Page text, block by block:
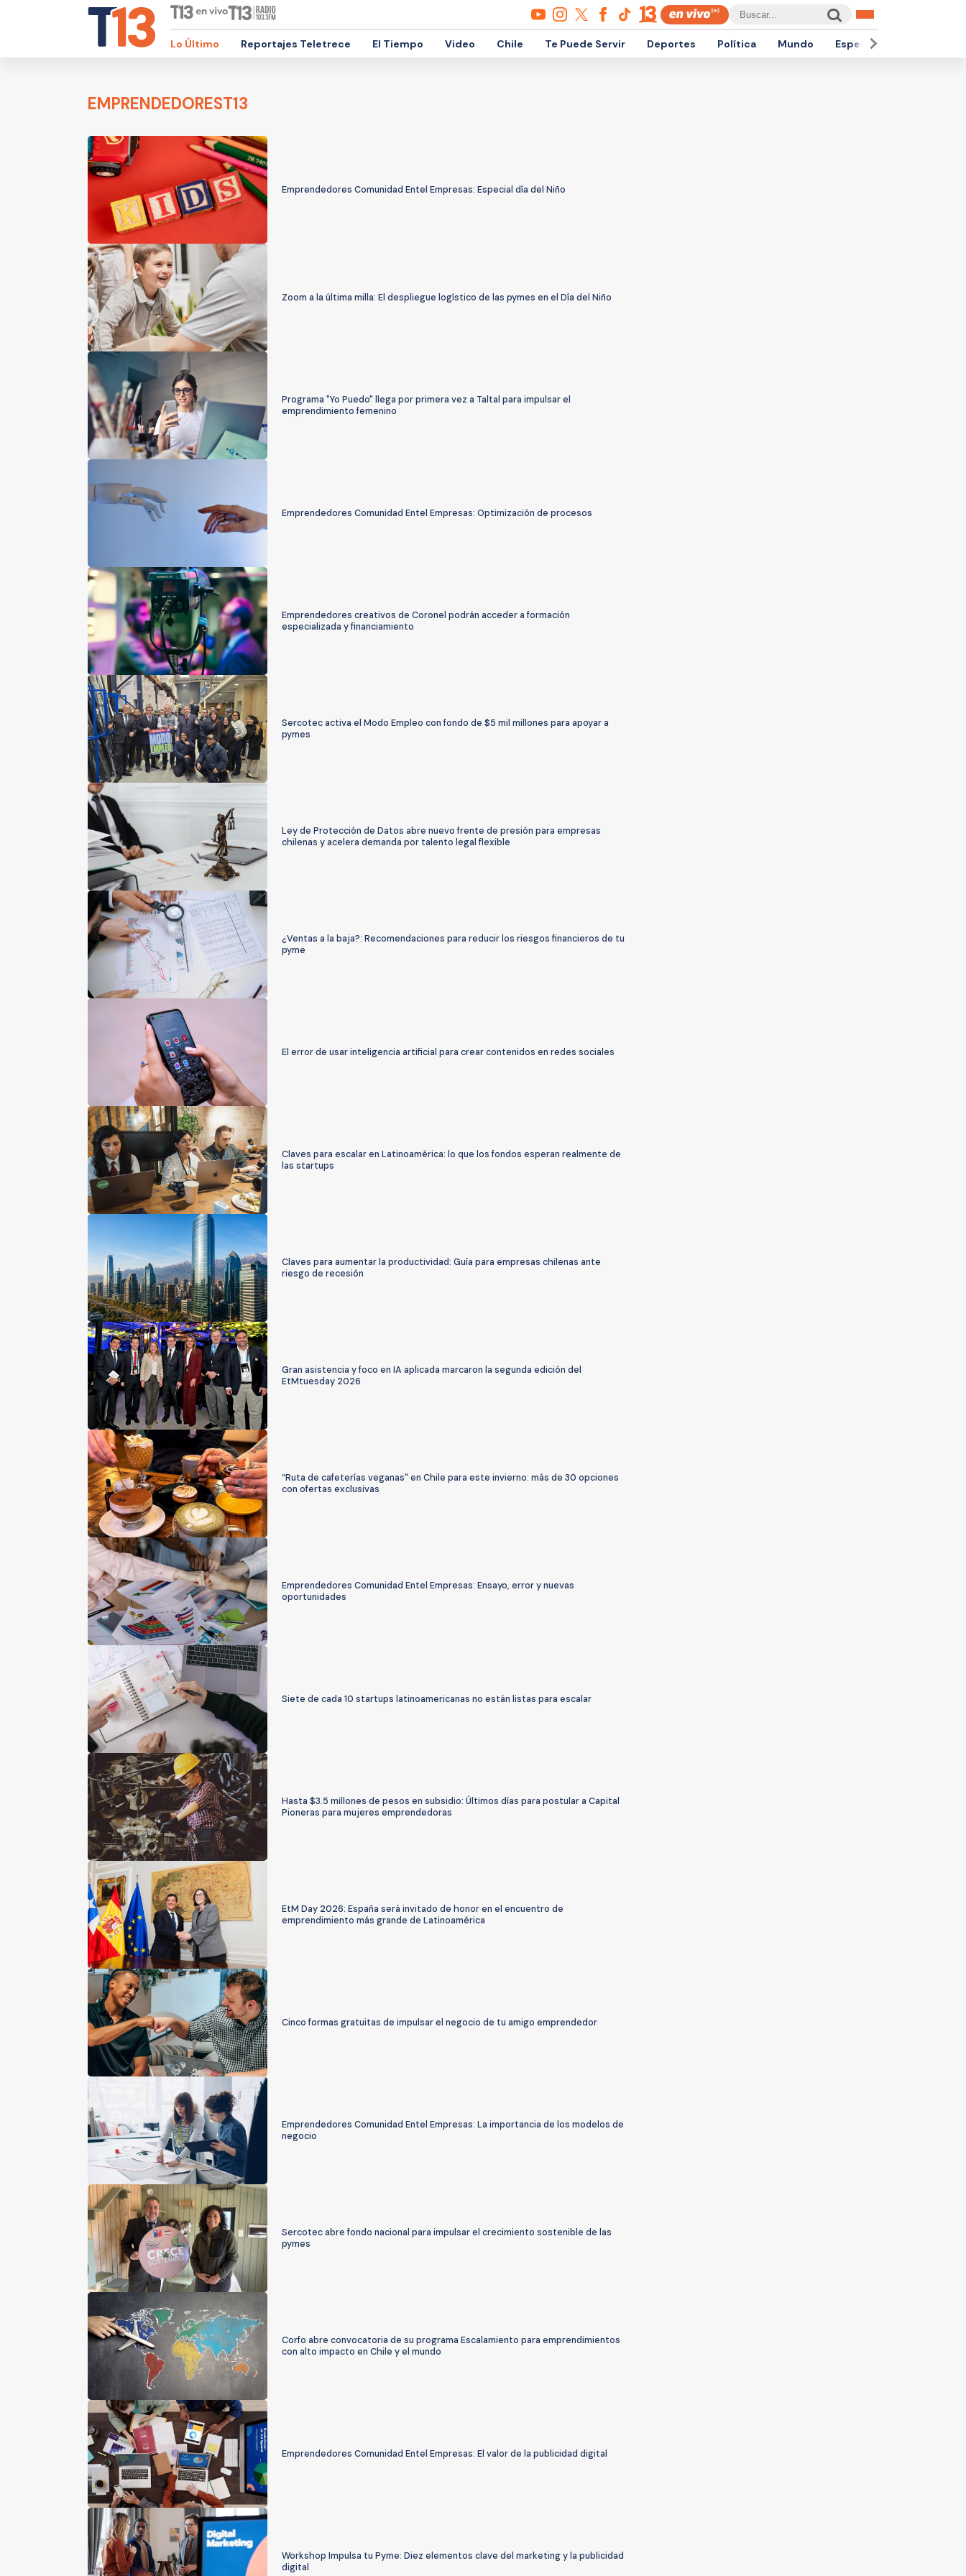
Lo Último Reportajes Teletrece El Tiempo Video Chile Te Puede Servir Deportes Política Mundo Espectáculos
EMPRENDEDOREST13
Emprendedores Comunidad Entel Empresas: Especial día del Niño
Zoom a la última milla: El despliegue logístico de las pymes en el Día del Niño
Programa "Yo Puedo" llega por primera vez a Taltal para impulsar el
emprendimiento femenino
Emprendedores Comunidad Entel Empresas: Optimización de procesos
Emprendedores creativos de Coronel podrán acceder a formación
especializada y financiamiento
Sercotec activa el Modo Empleo con fondo de $5 mil millones para apoyar a
pymes
Ley de Protección de Datos abre nuevo frente de presión para empresas
chilenas y acelera demanda por talento legal flexible
¿Ventas a la baja?: Recomendaciones para reducir los riesgos financieros de tu
pyme
El error de usar inteligencia artificial para crear contenidos en redes sociales
Claves para escalar en Latinoamérica: lo que los fondos esperan realmente de
las startups
Claves para aumentar la productividad: Guía para empresas chilenas ante
riesgo de recesión
Gran asistencia y foco en IA aplicada marcaron la segunda edición del
EtMtuesday 2026
“Ruta de cafeterías veganas" en Chile para este invierno: más de 30 opciones
con ofertas exclusivas
Emprendedores Comunidad Entel Empresas: Ensayo, error y nuevas
oportunidades
Siete de cada 10 startups latinoamericanas no están listas para escalar
Hasta $3.5 millones de pesos en subsidio: Últimos días para postular a Capital
Pioneras para mujeres emprendedoras
EtM Day 2026: España será invitado de honor en el encuentro de
emprendimiento más grande de Latinoamérica
Cinco formas gratuitas de impulsar el negocio de tu amigo emprendedor
Emprendedores Comunidad Entel Empresas: La importancia de los modelos de
negocio
Sercotec abre fondo nacional para impulsar el crecimiento sostenible de las
pymes
Corfo abre convocatoria de su programa Escalamiento para emprendimientos
con alto impacto en Chile y el mundo
Emprendedores Comunidad Entel Empresas: El valor de la publicidad digital
Workshop Impulsa tu Pyme: Diez elementos clave del marketing y la publicidad
digital